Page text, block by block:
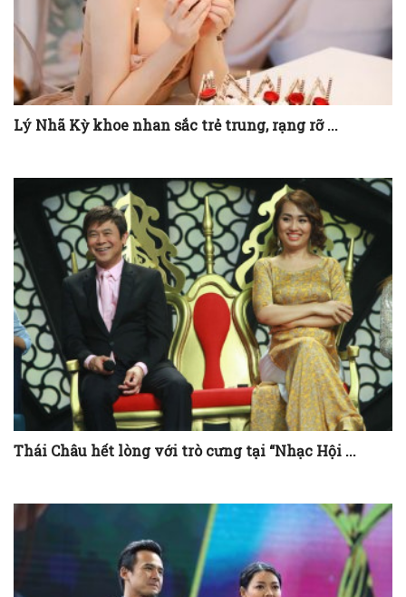
Lý Nhã Kỳ khoe nhan sắc trẻ trung, rạng rỡ ...
Thái Châu hết lòng với trò cưng tại “Nhạc Hội ...